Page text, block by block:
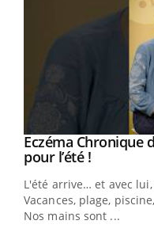
Youtube
Eczéma Chronique
pour l’été !Youtube
L'été arrive… et avec
Vacances, plage,
Nos mains sont ...